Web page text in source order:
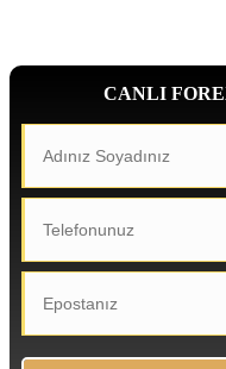
CANLI